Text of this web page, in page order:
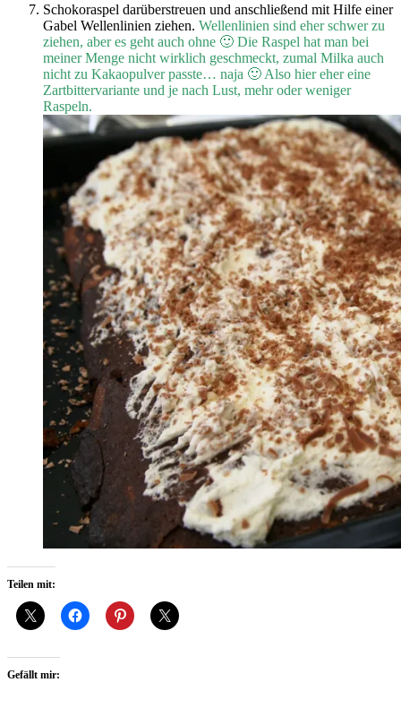
Schokoraspel darüberstreuen und anschließend mit Hilfe einer
Gabel Wellenlinien ziehen. Wellenlinien sind eher schwer zu
ziehen, aber es geht auch ohne 🙂 Die Raspel hat man bei
meiner Menge nicht wirklich geschmeckt, zumal Milka auch
nicht zu Kakaopulver passte… naja 🙂 Also hier eher eine
Zartbittervariante und je nach Lust, mehr oder weniger
Raspeln.
Teilen mit:
Gefällt mir: